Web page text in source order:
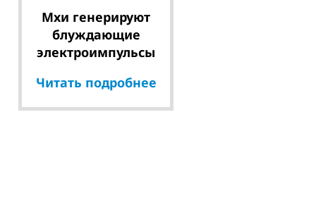
Мхи генерируют
блуждающие
электроимпульсы
Читать подробнее